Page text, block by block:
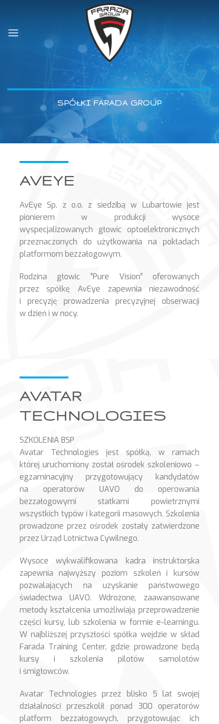
content
SPÓŁKI FARADA GROUP
AVEYE
AvEye Sp. z o.o. z siedzibą w Lubartowie jest
pionierem w produkcji wysoce
wyspecjalizowanych głowic optoelektronicznych
przeznaczonych do użytkowania na pokładach
platformom bezzałogowym.
Rodzina głowic ”Pure Vision” oferowanych
przez spółkę AvEye zapewnia niezawodność
i precyzję prowadzenia precyzyjnej obserwacji
w dzień i w nocy.
AVATAR
TECHNOLOGIES
SZKOLENIA BSP
Avatar Technologies jest spółką, w ramach
której uruchomiony został ośrodek szkoleniowo –
egzaminacyjny przygotowujący kandydatów
na operatorów UAVO do operowania
bezzałogowymi statkami powietrznymi
wszystkich typów i kategorii masowych. Szkolenia
prowadzone przez ośrodek zostały zatwierdzone
przez Urząd Lotnictwa Cywilnego.
Wysoce wykwalifikowana kadra instruktorska
zapewnia najwyższy poziom szkoleń i kursów
pozwalających na uzyskanie państwowego
świadectwa UAVO. Wdrożone, zaawansowane
metody kształcenia umożliwiają przeprowadzenie
części kursy, lub szkolenia w formie e-learningu.
W najbliższej przyszłości spółka wejdzie w skład
Farada Training Center, gdzie prowadzone będą
kursy i szkolenia pilotów samolotów
i śmigłowców.
Avatar Technologies przez blisko 5 lat swojej
działalności przeszkolił ponad 300 operatorów
platform bezzałogowych, przygotowując ich